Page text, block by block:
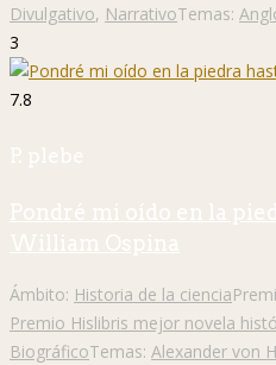
Divulgativo, NarrativoTemas:
3
7.8
P. plebe
Pondré mi oído en la
William Ospina
Ámbito: Historia de la ciencia
Premio Hislibris mejor novela
BiográficoTemas: Alexander von